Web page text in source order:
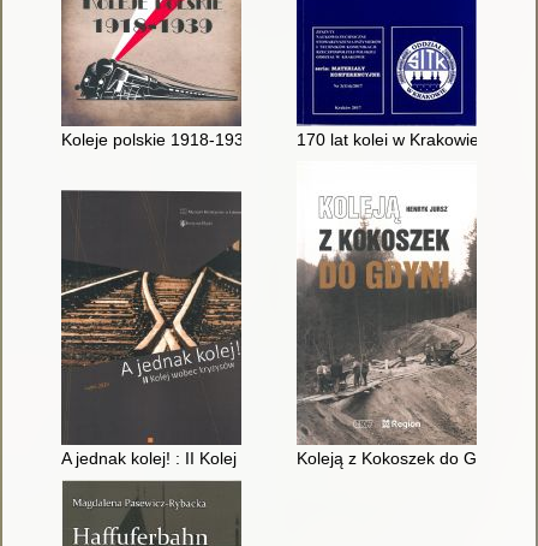
Koleje polskie 1918-1939 : Wystawa z okazji 100-lecia
170 lat kolei w Krakowie = 170
A jednak kolej! : II Kolej wobec kryzysówKoleją z Kokoszek do Gdyni